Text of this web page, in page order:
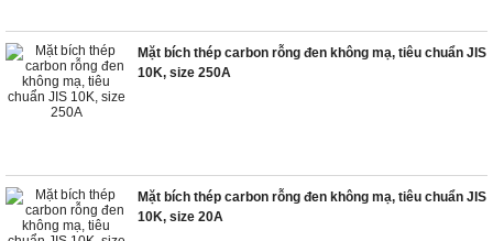
Mặt bích thép carbon rỗng đen không mạ, tiêu chuẩn JIS
10K, size 250A
Mặt bích thép carbon rỗng đen không mạ, tiêu chuẩn JIS
10K, size 20A